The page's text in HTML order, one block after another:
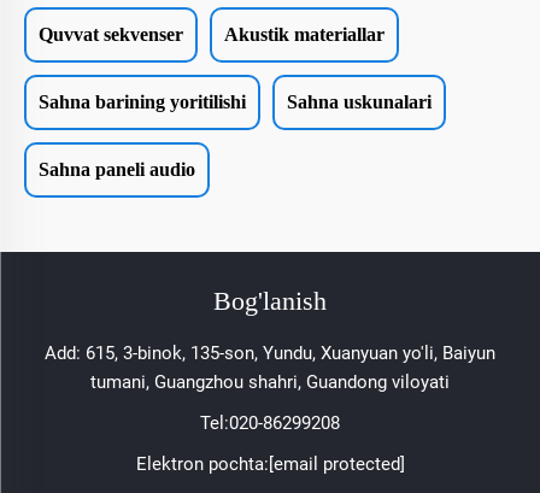
Quvvat sekvenser Akustik materiallar
Sahna barining yoritilishi Sahna uskunalari
Sahna paneli audio
Bog'lanish
Add: 615, 3-binok, 135-son, Yundu, Xuanyuan yo'li, Baiyun
tumani, Guangzhou shahri, Guandong viloyati
Tel:020-86299208
Elektron pochta: [email protected]